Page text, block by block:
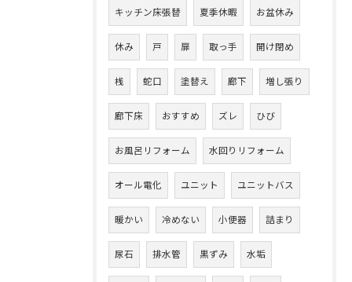
キッチン床張替 夏季休暇 お盆休み
休み 戸 扉 取っ手 開け閉め
桟 蛇口 塗替え 廊下 増し張り
廊下床 おすすめ ズレ ひび
お風呂リフォーム 水回りリフォーム
オール電化 ユニット ユニットバス
暖かい 冷めない 小便器 詰まり
尿石 排水管 黒ずみ 水垢